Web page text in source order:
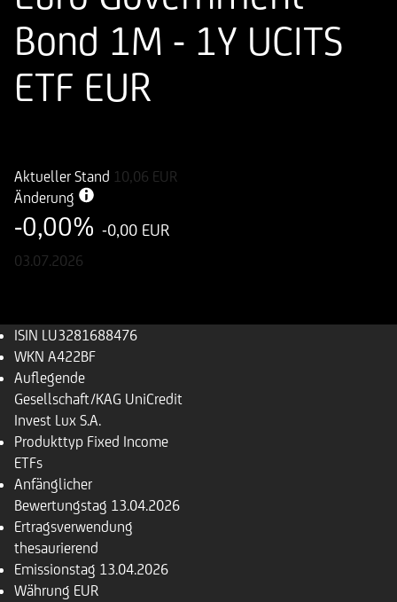
Bond 1M - 1Y UCITS
ETF EUR
Aktueller Stand 10,06 EUR
Änderung
-0,00% -0,00 EUR
03.07.2026
ISIN LU3281688476
WKN A422BF
Auflegende
Gesellschaft/KAG UniCredit
Invest Lux S.A.
Produkttyp Fixed Income
ETFs
Anfänglicher
Bewertungstag 13.04.2026
Ertragsverwendung
thesaurierend
Emissionstag 13.04.2026
Währung EUR